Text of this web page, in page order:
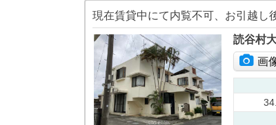
読谷村
画